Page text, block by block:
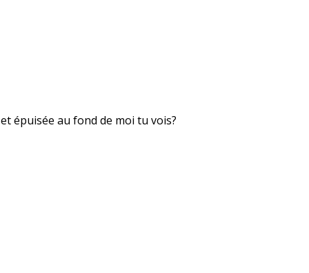
épuisée au fond de moi tu vois?